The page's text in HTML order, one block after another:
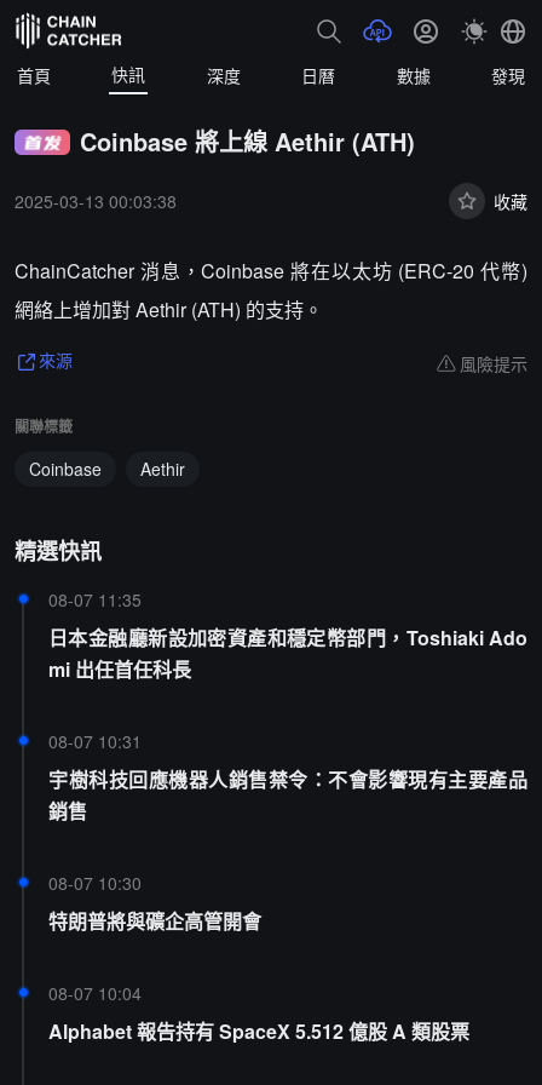
首頁 快訊 深度 日曆 數據 發現
Coinbase 將上線 Aethir (ATH)
2025-03-13 00:03:38 收藏
ChainCatcher 消息，Coinbase 將在以太坊 (ERC-20 代幣)
網絡上增加對 Aethir (ATH) 的支持。
來源 風險提示
關聯標籤
Coinbase Aethir
精選快訊
08-07 11:35
日本金融廳新設加密資產和穩定幣部門，Toshiaki Ado
mi 出任首任科長
08-07 10:31
宇樹科技回應機器人銷售禁令：不會影響現有主要產品
銷售
08-07 10:30
特朗普將與礦企高管開會
08-07 10:04
Alphabet 報告持有 SpaceX 5.512 億股 A 類股票